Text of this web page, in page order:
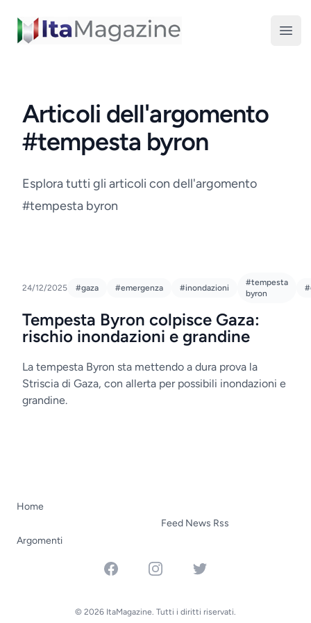
ItaMagazine
Articoli dell'argomento
#tempesta byron
Esplora tutti gli articoli con dell'argomento
#tempesta byron
24/12/2025 #gaza #emergenza #inondazioni
#tempesta
byron
Tempesta Byron colpisce Gaza:
rischio inondazioni e grandine
La tempesta Byron sta mettendo a dura prova la
Striscia di Gaza, con allerta per possibili inondazioni e
grandine.
Home
Argomenti
Feed News Rss
FacebookInstagramTwitter
© 2026 ItaMagazine. Tutti i diritti riservati.